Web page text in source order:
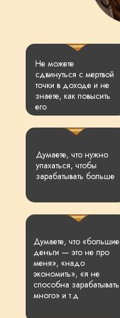
Не можете
сдвинуться с мертвой
точки в доходе и не
знаете, как повысить
его
Думаете, что нужно
упахаться, чтобы
зарабатывать больше
Думаете, что «большие
деньги — это не про
меня», «надо
экономить», «я не
способна зарабатывать
много» и т.д